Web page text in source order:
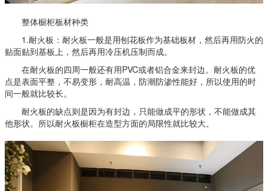
整体橱柜板材种类
1.耐火板：耐火板一般是用刨花板作为基础板材，然后再用防火的
贴面贴到基板上，然后再用冷压机压制而成。
在耐火板的四周一般还有用PVC或者铝合金来封边。耐火板的优
点是表面平整，不易变形，耐高温，防潮防渗性能好，所以使用的时
间一般就比较长。
耐火板的缺点则是因为有封边，只能做成平的形状，不能做成其
他形状。所以耐火板橱柜在造型方面的局限性就比较大。